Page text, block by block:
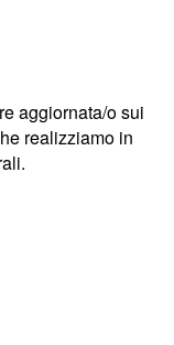
aggiornata/o sui
realizziamo in